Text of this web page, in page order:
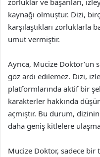
kaynağı olmuştur. Dizi,
karşılaştıkları zorluklarla
umut vermiştir.
Ayrıca, Mucize Doktor’un
göz ardı edilemez. Dizi,
platformlarında aktif bir
karakterler hakkında
açmıştır. Bu durum,
daha geniş kitlelere
Mucize Doktor, sadece bir